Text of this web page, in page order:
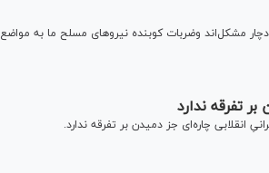
مشکل‌اند وضربات کوبنده نیرو‌های مسلح ما به مواضع